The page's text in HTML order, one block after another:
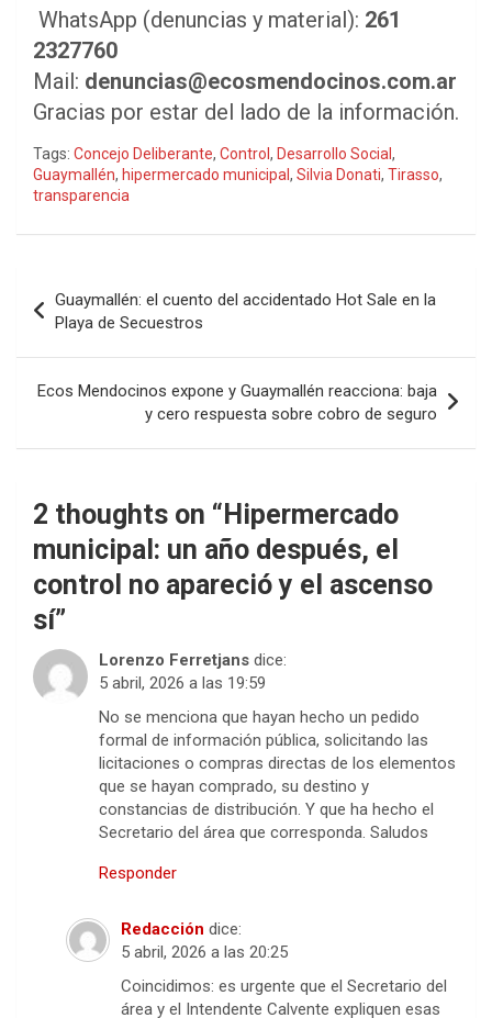
WhatsApp (denuncias y material): 261
2327760
Mail: denuncias@ecosmendocinos.com.ar
Gracias por estar del lado de la información.
Tags: Concejo Deliberante, Control, Desarrollo Social,
Guaymallén, hipermercado municipal, Silvia Donati, Tirasso,
transparencia
de
entradas
Guaymallén: el cuento del accidentado Hot Sale en la
Playa de Secuestros
Ecos Mendocinos expone y Guaymallén reacciona: baja
y cero respuesta sobre cobro de seguro
2 thoughts on “Hipermercado
municipal: un año después, el
control no apareció y el ascenso
sí”
Lorenzo Ferretjans dice:
5 abril, 2026 a las 19:59
No se menciona que hayan hecho un pedido
formal de información pública, solicitando las
licitaciones o compras directas de los elementos
que se hayan comprado, su destino y
constancias de distribución. Y que ha hecho el
Secretario del área que corresponda. Saludos
Responder
Redacción dice:
5 abril, 2026 a las 20:25
Coincidimos: es urgente que el Secretario del
área y el Intendente Calvente expliquen esas